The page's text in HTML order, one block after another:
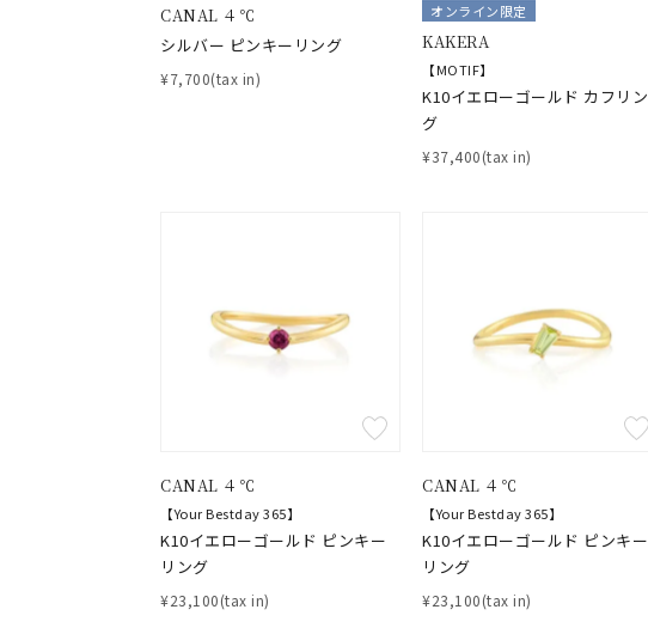
価格 ¥0
CANAL ４℃
シルバー ピンキーリング
¥7,700(tax in)
オンライン限定
KAKERA
【MOTIF】
K10イエローゴールド カフリン
グ
¥37,400(tax in)
CANAL ４℃
【Your Bestday 365】
K10イエローゴールド ピンキー
リング
¥23,100(tax in)
CANAL ４℃
【Your Bestday 365】
K10イエローゴールド ピンキー
リング
¥23,100(tax in)